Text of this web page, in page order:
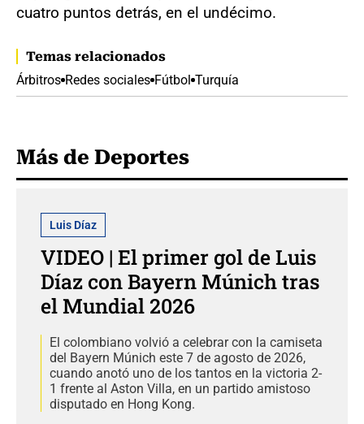
cuatro puntos detrás, en el undécimo.
Temas relacionados
Árbitros Redes sociales Fútbol Turquía
Más de Deportes
Luis Díaz
VIDEO | El primer gol de Luis
Díaz con Bayern Múnich tras
el Mundial 2026
El colombiano volvió a celebrar con la camiseta
del Bayern Múnich este 7 de agosto de 2026,
cuando anotó uno de los tantos en la victoria 2-
1 frente al Aston Villa, en un partido amistoso
disputado en Hong Kong.